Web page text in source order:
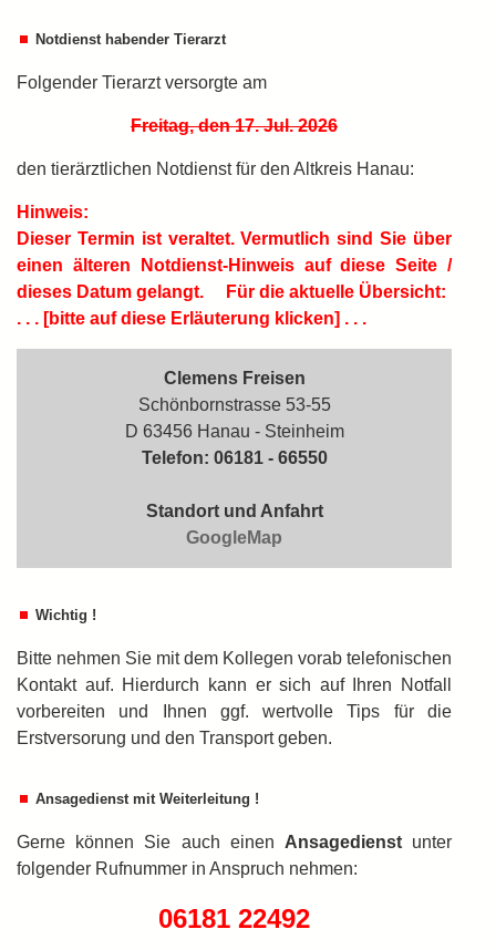
Notdienst habender Tierarzt
Folgender Tierarzt versorgte am
Freitag, den 17. Jul. 2026
den tierärztlichen Notdienst für den Altkreis Hanau:
Hinweis:
Dieser Termin ist veraltet.Vermutlich sind Sie über
einen älteren Notdienst-Hinweis auf diese Seite /
dieses Datum gelangt.
Für die aktuelle Übersicht:
. . . [bitte auf diese Erläuterung klicken] . . .
Clemens Freisen
Schönbornstrasse 53-55
D 63456 Hanau - Steinheim
Telefon: 06181 - 66550
Standort und Anfahrt
GoogleMap
Wichtig !
Bitte nehmen Sie mit dem Kollegen vorab telefonischen
Kontakt auf. Hierdurch kann er sich auf Ihren Notfall
vorbereiten und Ihnen ggf. wertvolle Tips für die
Erstversorung und den Transport geben.
Ansagedienst mit Weiterleitung !
Gerne können Sie auch einen An­sa­ge­dienstunter
folgender Rufnummer in An­spruch nehmen:
06181 22492